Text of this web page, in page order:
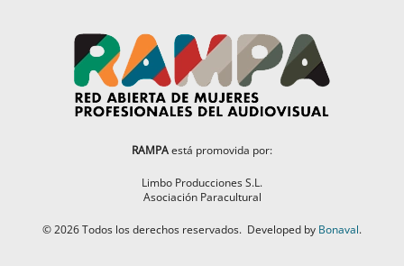
RAMPAestá promovida por:
Limbo Producciones S.L.
Asociación Paracultural
©2026Todos los derechos reservados. Developed by Bonaval.